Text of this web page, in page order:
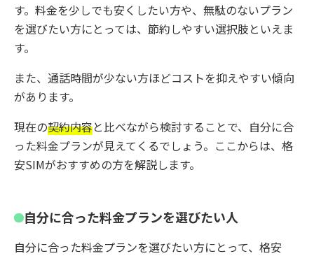
す。料金を少しでも安くしたい方や、無駄のないプラン
を選びたい方にとっては、節約しやすい選択肢といえま
す。
また、通話時間が少ない方ほどコストを抑えやすい傾向
があります。
現在の契約内容と比べながら検討することで、自分に合
った料金プランが見えてくるでしょう。ここからは、格
安SIMがおすすめの方を解説します。
自分に合った料金プランを選びたい人
自分に合った料金プランを選びたい方にとって、格安